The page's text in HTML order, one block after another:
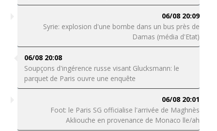
06/08 20:09
Syrie: explosion d'une bombe dans un bus près de
Damas (média d'Etat)
06/08 20:08
Soupçons d'ingérence russe visant Glucksmann: le
parquet de Paris ouvre une enquête
06/08 20:01
Foot: le Paris SG officialise l'arrivée de Maghnès
Akliouche en provenance de Monaco lle/ah